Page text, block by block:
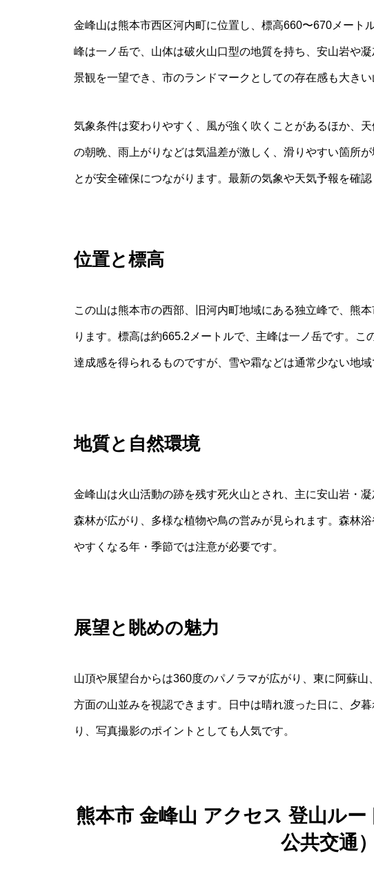
金峰山は熊本市西区河内町に位置し、標高660〜670メート
峰は一ノ岳で、山体は破火山口型の地質を持ち、安山岩や
景観を一望でき、市のランドマークとしての存在感も大きい
気象条件は変わりやすく、風が強く吹くことがあるほか、
の朝晩、雨上がりなどは気温差が激しく、滑りやすい箇所
とが安全確保につながります。最新の気象や天気予報を確
位置と標高
この山は熊本市の西部、旧河内町地域にある独立峰で、熊
ります。標高は約665.2メートルで、主峰は一ノ岳です。
達成感を得られるものですが、雪や霜などは通常少ない地
地質と自然環境
金峰山は火山活動の跡を残す死火山とされ、主に安山岩・
森林が広がり、多様な植物や鳥の営みが見られます。森林
やすくなる年・季節では注意が必要です。
展望と眺めの魅力
山頂や展望台からは360度のパノラマが広がり、東に阿蘇
方面の山並みを視認できます。日中は晴れ渡った日に、夕
り、写真撮影のポイントとしても人気です。
熊本市 金峰山 アクセス 登山ルー
公共交通）